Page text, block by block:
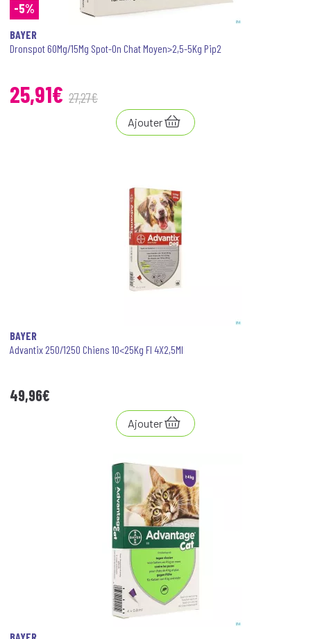
-5%
BAYER
Dronspot 60Mg/15Mg Spot-On Chat Moyen>2,5-5Kg Pip2
25,91€ 27,27€
Ajouter
BAYER
Advantix 250/1250 Chiens 10<25Kg Fl 4X2,5Ml
49,96€
Ajouter